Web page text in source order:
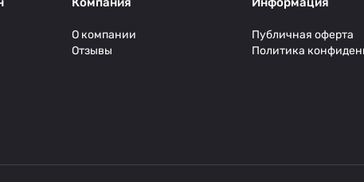
О компании
Отзывы
Публичная оферта
Политика